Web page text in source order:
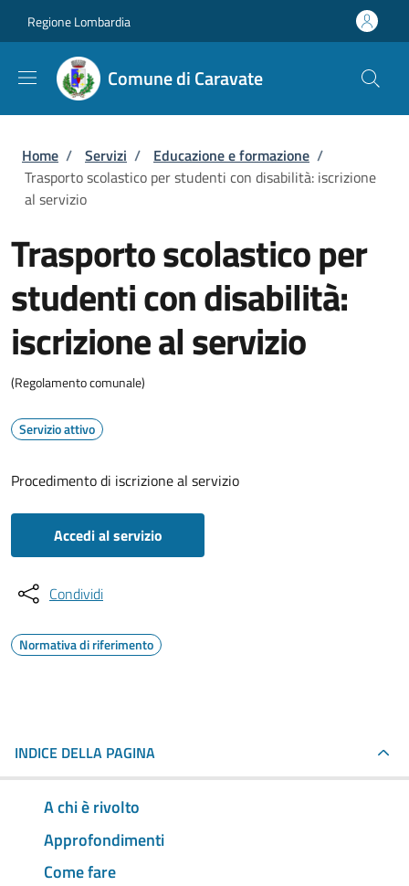
Regione Lombardia
Comune di Caravate
Briciole di pane
Home / Servizi / Educazione e formazione /
Trasporto scolastico per studenti con disabilità: iscrizione
al servizio
Trasporto scolastico per
studenti con disabilità:
iscrizione al servizio
(Regolamento comunale)
Servizio attivo
Procedimento di iscrizione al servizio
Accedi al servizio
Condividi
Normativa di riferimento
INDICE DELLA PAGINA
A chi è rivolto
Approfondimenti
Come fare